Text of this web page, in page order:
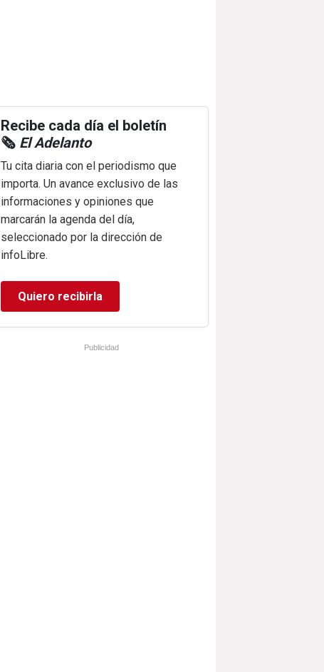
Recibe cada día el boletín
🗞️ El Adelanto
Tu cita diaria con el periodismo que
importa. Un avance exclusivo de las
informaciones y opiniones que
marcarán la agenda del día,
seleccionado por la dirección de
infoLibre.
Quiero recibirla
Publicidad